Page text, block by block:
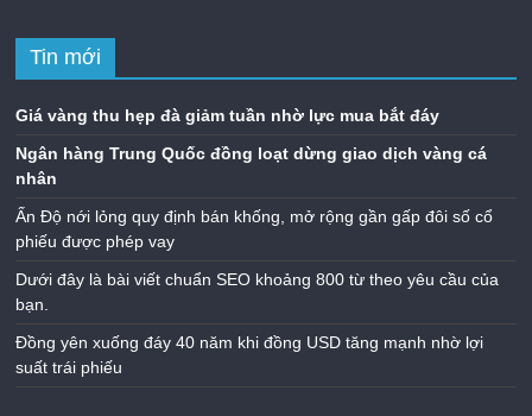
Tin mới
Giá vàng thu hẹp đà giảm tuần nhờ lực mua bắt đáy
Ngân hàng Trung Quốc đồng loạt dừng giao dịch vàng cá
nhân
Ấn Độ nới lỏng quy định bán khống, mở rộng gần gấp đôi số cổ
phiếu được phép vay
Dưới đây là bài viết chuẩn SEO khoảng 800 từ theo yêu cầu của
bạn.
Đồng yên xuống đáy 40 năm khi đồng USD tăng mạnh nhờ lợi
suất trái phiếu